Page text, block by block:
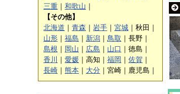
三重
和歌山
【その他】
北海道
青森 岩手 宮城
秋田｜
山形
福島 新潟 鳥取
長野｜
島根
岡山 広島 山口
徳島｜
香川
愛媛 高知｜ 福岡 佐賀
長崎
熊本 大分 宮崎｜ 鹿児島｜